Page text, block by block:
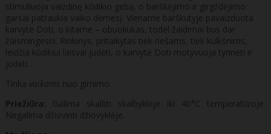
stimuliuoja vaizdinę kūdikio gebą, o barškėjimo ir girgždėjimo
garsai patraukia vaiko dėmesį. Viename barškutyje pavaizduota
karvytė Doti, o kitame – obuoliukas, todėl žaidimai bus dar
žaismingesni. Rinkinys, pritaikytas tiek riešams, tiek kulkšnims,
leidžia kūdikiui laisvai judėti, o karvytė Doti motyvuoja tyrinėti ir
judėti.
Tinka vaikams nuo gimimo.
Priežiūra: Galima skalbti skalbyklėje iki 40°C temperatūroje.
Negalima džiovinti džiovyklėje.